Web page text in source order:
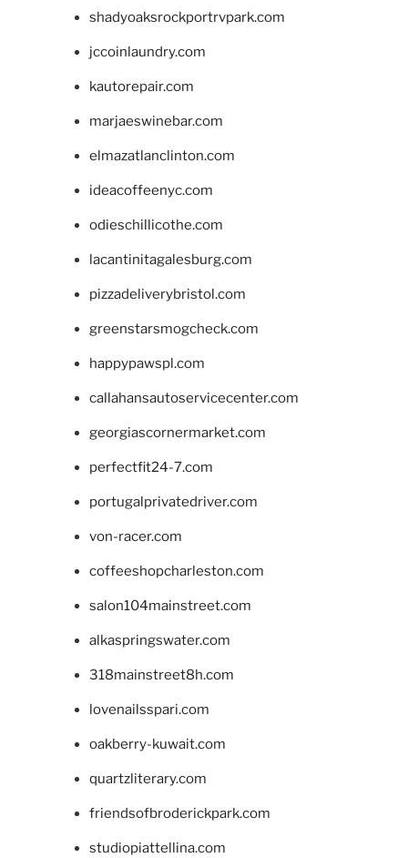
shadyoaksrockportrvpark.com
jccoinlaundry.com
kautorepair.com
marjaeswinebar.com
elmazatlanclinton.com
ideacoffeenyc.com
odieschillicothe.com
lacantinitagalesburg.com
pizzadeliverybristol.com
greenstarsmogcheck.com
happypawspl.com
callahansautoservicecenter.com
georgiascornermarket.com
perfectfit24-7.com
portugalprivatedriver.com
von-racer.com
coffeeshopcharleston.com
salon104mainstreet.com
alkaspringswater.com
318mainstreet8h.com
lovenailsspari.com
oakberry-kuwait.com
quartzliterary.com
friendsofbroderickpark.com
studiopiattellina.com